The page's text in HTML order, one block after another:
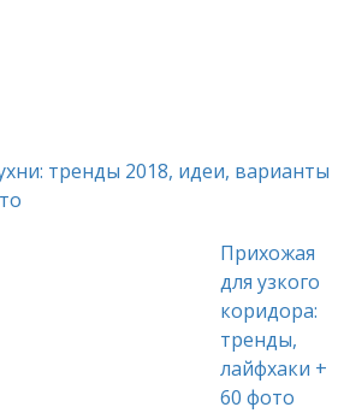
тренды 2018, идеи, варианты
Прихожая
для узкого
коридора:
тренды,
лайфхаки +
60 фото